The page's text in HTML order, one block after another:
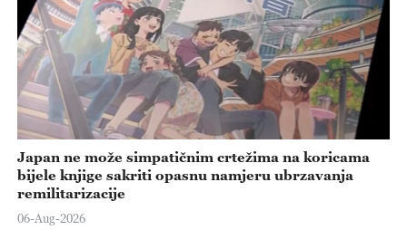
Japan ne može simpatičnim crtežima na koricama
bijele knjige sakriti opasnu namjeru ubrzavanja
remilitarizacije
06-Aug-2026